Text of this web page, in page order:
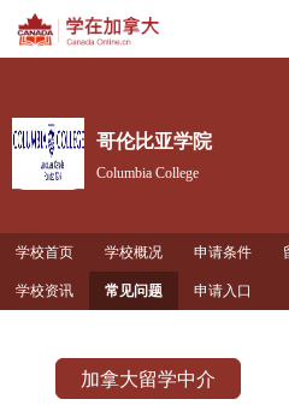
哥伦比亚学院
Columbia College
学校首页 学校概况 申请条件
学校资讯 常见问题 申请入口
加拿大留学中介